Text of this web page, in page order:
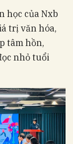
học của Nxb
trị văn hóa,
tâm hồn,
nhỏ tuổi